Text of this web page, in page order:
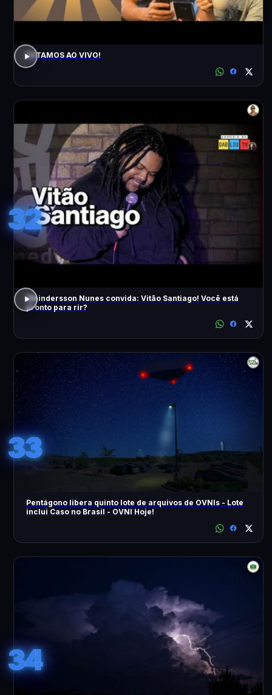
ESTAMOS AO VIVO!
32
Whindersson Nunes convida: Vitão Santiago! Você está
pronto para rir?
33
Pentágono libera quinto lote de arquivos de OVNIs - Lote
inclui Caso no Brasil - OVNI Hoje!
34